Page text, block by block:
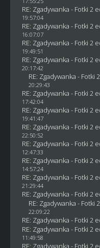
RE: Zgadywanka - Fotki 2
19:57:04
RE: Zgadywanka - Fotki 2
16:07:07
RE: Zgadywanka - Fotki 2
19:49:51
RE: Zgadywanka - Fotki 2
20:17:42
RE: Zgadywanka - Fotki
20:29:43
RE: Zgadywanka - Fotki 2
17:42:04
RE: Zgadywanka - Fotki 2
19:41:47
RE: Zgadywanka - Fotki 2
22:50:52
RE: Zgadywanka - Fotki 2
12:47:33
RE: Zgadywanka - Fotki 2
14:57:24
RE: Zgadywanka - Fotki 2
21:29:44
RE: Zgadywanka - Fotki 2
RE: Zgadywanka - Fotki
22:09:22
RE: Zgadywanka - Fotki 2
RE: Zgadywanka - Fotki 2
11:49:58
RE: Zgadywanka - Fotki 2